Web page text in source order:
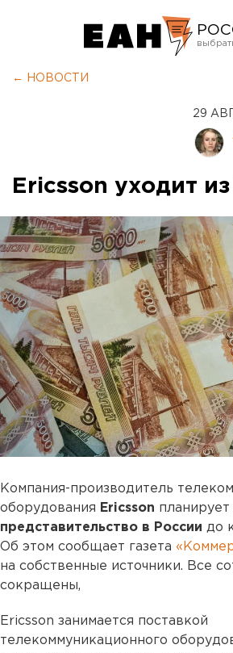
← НОВОСТИ
29
Ericsson уходит
Компания-производитель
оборудования Ericsson планирует
представительство в России до
Об этом сообщает газета
на собственные источники. Все
сокращены,
Ericsson занимается поставкой
телекоммуникационного